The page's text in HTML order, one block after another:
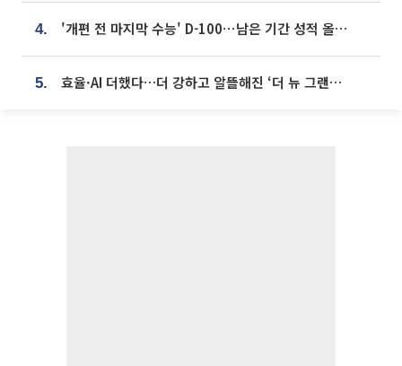
4. '개편 전 마지막 수능' D-100⋯남은 기간 성적 올릴 전략은
5. 효율·AI 더했다…더 강하고 알뜰해진 ‘더 뉴 그랜저 하이브리드’ [ET의 모빌리티]